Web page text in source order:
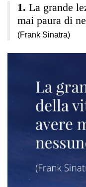
La grande
mai paura di
(Frank Sinatra)